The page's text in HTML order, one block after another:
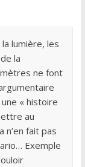
lumière, les
la
ne font
« histoire
au
n’en fait pas
Exemple